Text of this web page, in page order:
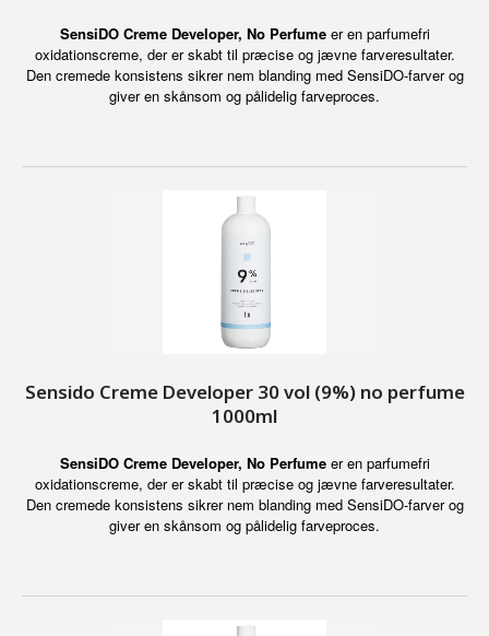
SensiDO Creme Developer, No Perfumeer en parfumefri
oxidationscreme, der er skabt til præcise og jævne farveresultater.
Den cremede konsistens sikrer nem blanding med SensiDO-farver og
giver en skånsom og pålidelig farveproces.
Sensido Creme Developer 30 vol (9%) no perfume
1000ml
SensiDO Creme Developer, No Perfumeer en parfumefri
oxidationscreme, der er skabt til præcise og jævne farveresultater.
Den cremede konsistens sikrer nem blanding med SensiDO-farver og
giver en skånsom og pålidelig farveproces.